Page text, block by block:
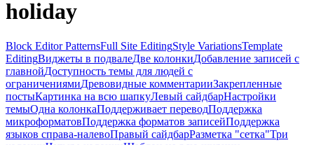
holiday
Block Editor PatternsFull Site EditingStyle VariationsTemplate
EditingВиджеты в подвалеДве колонкиДобавление записей с
главнойДоступность темы для людей с
ограничениямиДревовидные комментарииЗакрепленные
постыКартинка на всю шапкуЛевый сайдбарНастройки
темыОдна колонкаПоддерживает переводПоддержка
микроформатовПоддержка форматов записейПоддержка
языков справа-налевоПравый сайдбарРазметка "сетка"Три